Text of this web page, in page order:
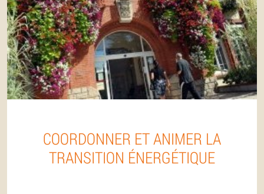
COORDONNER ET ANIMER LA
TRANSITION ÉNERGÉTIQUE